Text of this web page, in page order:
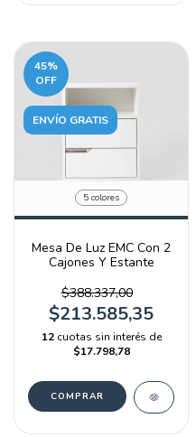
45%
OFF
ENVÍO GRATIS
5 colores
Mesa De Luz EMC Con 2
Cajones Y Estante
$388.337,00
$213.585,35
12 cuotas sin interés de
$17.798,78
COMPRAR